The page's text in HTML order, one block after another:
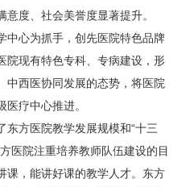
度、社会美誉度显著提升。
中心为抓手，创先医院特色品牌
院现有特色专科、专病建设，形
中西医协同发展的态势，将医院
疗中心推进。
东方医院教学发展规模和“十三
医院注重培养教师队伍建设的目
课，能讲好课的教学人才。东方